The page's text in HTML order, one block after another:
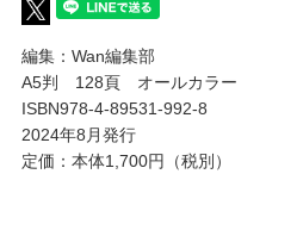
編集：Wan編集部
A5判 128頁 オールカラー
ISBN978-4-89531-992-8
2024年8月発行
定価：本体1,700円（税別）